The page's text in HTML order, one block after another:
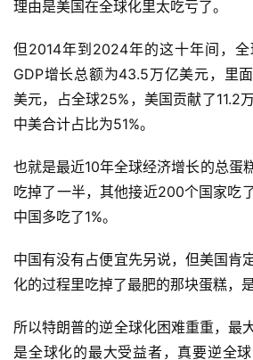
理由是美国在全球化里太吃亏了。
但2014年到2024年的这十年间，
GDP增长总额为43.5万亿美元，里
美元，占全球25%，美国贡献了11.2
中美合计占比为51%。
也就是最近10年全球经济增长的总蛋
吃掉了一半，其他接近200个国家吃
中国多吃了1%。
中国有没有占便宜先另说，但美国肯
化的过程里吃掉了最肥的那块蛋糕，
所以特朗普的逆全球化困难重重，最
是全球化的最大受益者，真要逆全